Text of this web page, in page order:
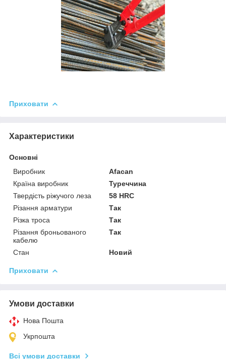
Приховати
Характеристики
Основні
Виробник
Afacan
Країна виробник
Туреччина
Твердість ріжучого леза
58 HRC
Різання арматури
Так
Різка троса
Так
Різання броньованого
кабелю
Так
Стан Новий
Приховати
Умови доставки
Нова Пошта
Укрпошта
Всі умови доставки